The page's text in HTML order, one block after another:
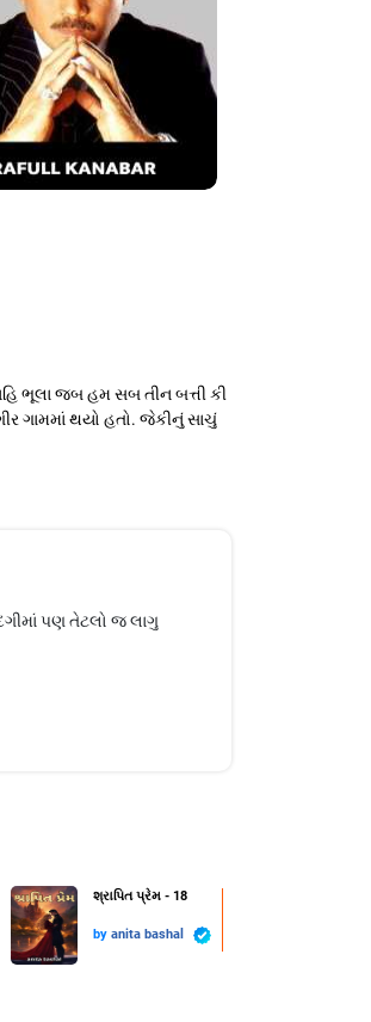
ભૂલા જબ હમ સબ તીન બત્તી કી
ગામમાં થયો હતો. જેકીનું સાચું
પણ તેટલો જ લાગુ
શ્રાપિત પ્રેમ - 18
by anita bashal